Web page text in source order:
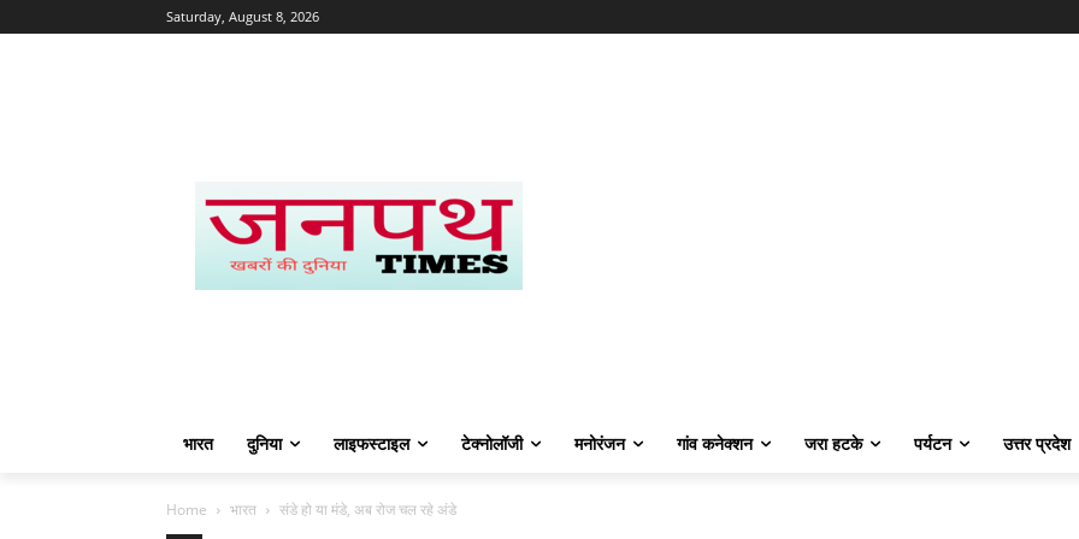
Saturday, August 8, 2026
भारत दुनिया लाइफस्टाइल टेक्नोलॉजी मनोरंजन गांव कनेक्शन जरा हटके पर्यटन उत्तर प्रदेश
Home भारत संडे हो या मंडे, अब रोज चल रहे अंडे